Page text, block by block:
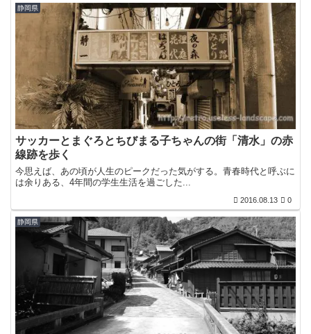
静岡県
サッカーとまぐろとちびまる子ちゃんの街「清水」の赤
線跡を歩く
今思えば、あの頃が人生のピークだった気がする。青春時代と呼ぶに
は余りある、4年間の学生生活を過ごした...
2016.08.13 0
静岡県